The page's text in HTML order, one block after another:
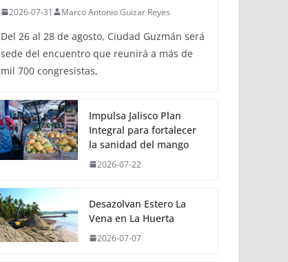
2026-07-31 Marco Antonio Guizar Reyes
Del 26 al 28 de agosto, Ciudad Guzmán será
sede del encuentro que reunirá a más de
mil 700 congresistas,
Impulsa Jalisco Plan
Integral para fortalecer
la sanidad del mango
2026-07-22
Desazolvan Estero La
Vena en La Huerta
2026-07-07